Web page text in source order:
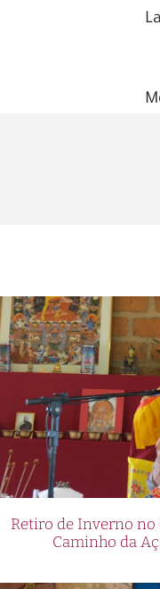
Retiro de Inverno no
Caminho da